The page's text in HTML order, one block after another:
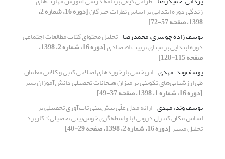
زندگی دوره ابتدایی بر اساس نظرات خبرگان [دوره 16، شماره 2،
1398، صفحه 57-72]
یوسف زاده چوسری، محمدرضا تحلیل محتوای کتاب مطالعات اجتماعی
دوره ابتدایی بر مبنای تربیت اقتصادی [دوره 16، شماره 2، 1398،
صفحه 115-128]
یوسف‌وند، مهدی اثربخشی بازخوردهای اصلاحی کتبی و کلامی معلمان
طی ارزشیابی‌های تکوینی بر میزان هیجانات تحصیلی دانش‌آموزان پسر
[دوره 16، شماره 1، 1398، صفحه 37-49]
یوسف وند، مهدی
ارائه مدل علّی پیش‎‌بینی تاب‌آوری تحصیلی بر
اساس مکان کنترل درونی (با واسطه‌گری خوش‌بینی تحصیلی)؛ کاربرد
تحلیل مسیر[دوره 16، شماره 2، 1398، صفحه 29-40]